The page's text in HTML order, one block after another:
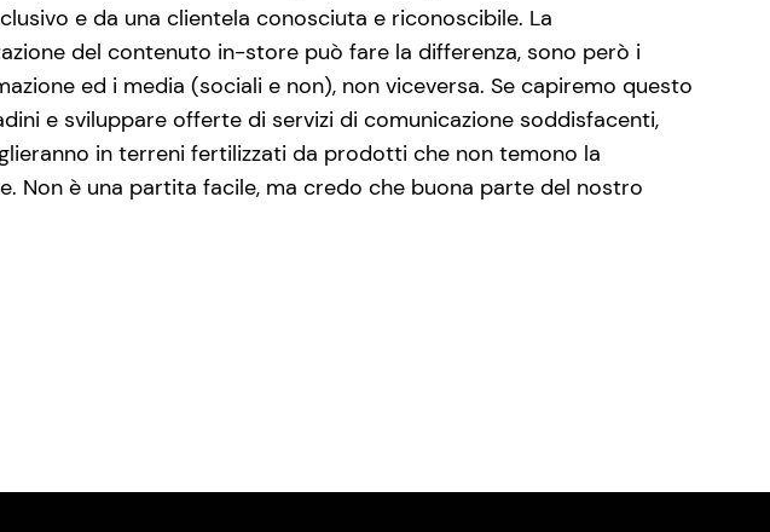
e da una clientela conosciuta e riconoscibile. La
del contenuto in-store può fare la differenza, sono però i
ed i media (sociali e non), non viceversa. Se capiremo questo
e sviluppare offerte di servizi di comunicazione soddisfacenti,
in terreni fertilizzati da prodotti che non temono la
Non è una partita facile, ma credo che buona parte del nostro